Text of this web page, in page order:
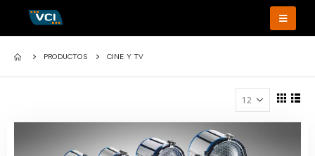
PRODUCTOS CINE Y TV